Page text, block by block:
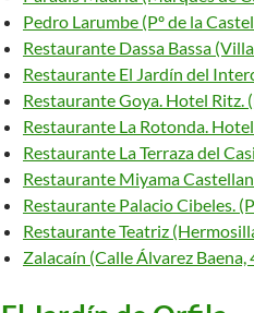
Pedro Larumbe (Pº de la
Restaurante Dassa Bassa
Restaurante El Jardín del
Restaurante Goya. Hotel Ritz.
Restaurante La Rotonda.
Restaurante La Terraza del
Restaurante Miyama
Restaurante Palacio Cibeles.
Restaurante Teatriz
Zalacaín (Calle Álvarez Baena,